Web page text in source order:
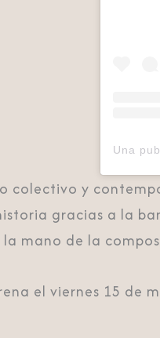
colectivo y
gracias a la
la mano de la
el viernes 15 de